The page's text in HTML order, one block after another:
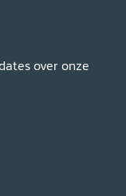
over onze